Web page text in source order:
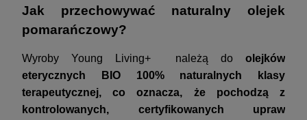
Jak przechowywać naturalny olejek
pomarańczowy?
Wyroby Young Living+ należą do olejków
eterycznych BIO 100% naturalnych klasy
terapeutycznej, co oznacza, że pochodzą z
kontrolowanych, certyfikowanych upraw